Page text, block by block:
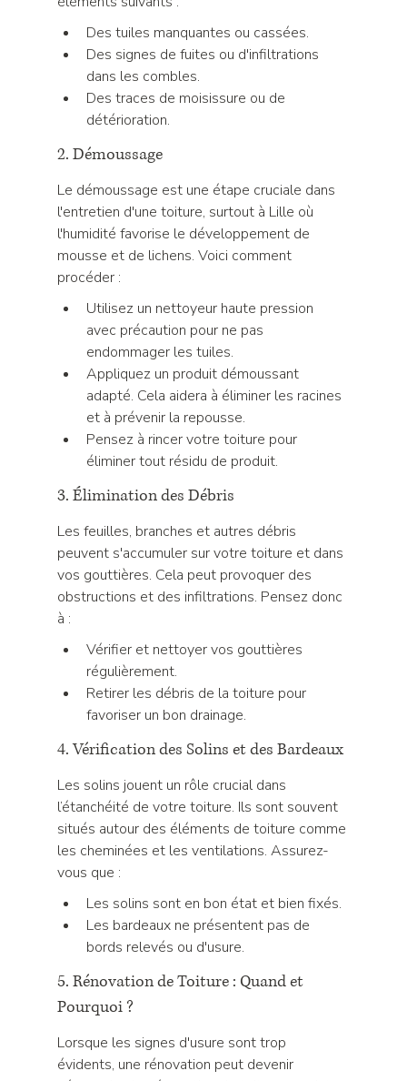
Des tuiles manquantes ou cassées.
Des signes de fuites ou d'infiltrations
dans les combles.
Des traces de moisissure ou de
détérioration.
2. Démoussage
Le démoussage est une étape cruciale dans
l'entretien d'une toiture, surtout à Lille où
l'humidité favorise le développement de
mousse et de lichens. Voici comment
procéder :
Utilisez un nettoyeur haute pression
avec précaution pour ne pas
endommager les tuiles.
Appliquez un produit démoussant
adapté. Cela aidera à éliminer les racines
et à prévenir la repousse.
Pensez à rincer votre toiture pour
éliminer tout résidu de produit.
3. Élimination des Débris
Les feuilles, branches et autres débris
peuvent s'accumuler sur votre toiture et dans
vos gouttières. Cela peut provoquer des
obstructions et des infiltrations. Pensez donc
à :
Vérifier et nettoyer vos gouttières
régulièrement.
Retirer les débris de la toiture pour
favoriser un bon drainage.
4. Vérification des Solins et des Bardeaux
Les solins jouent un rôle crucial dans
l’étanchéité de votre toiture. Ils sont souvent
situés autour des éléments de toiture comme
les cheminées et les ventilations. Assurez-
vous que :
Les solins sont en bon état et bien fixés.
Les bardeaux ne présentent pas de
bords relevés ou d'usure.
5. Rénovation de Toiture : Quand et
Pourquoi ?
Lorsque les signes d'usure sont trop
évidents, une rénovation peut devenir